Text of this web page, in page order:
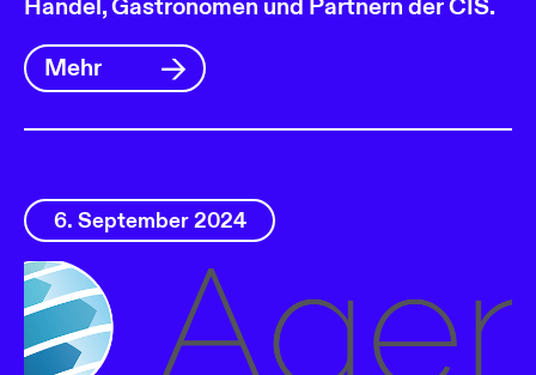
Handel, Gastronomen und Partnern der CIS.
Mehr
6. September 2024